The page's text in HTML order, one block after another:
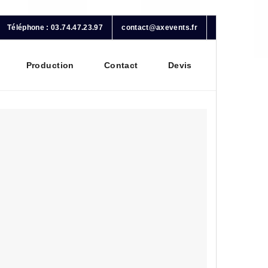
Téléphone : 03.74.47.23.97 contact@axevents.fr
Production Contact Devis